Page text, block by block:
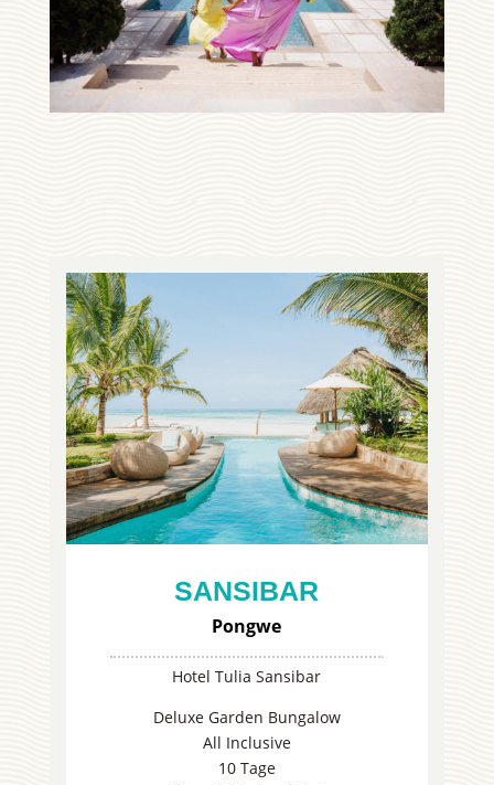
SANSIBAR
Pongwe
Hotel Tulia Sansibar
Deluxe Garden Bungalow
All Inclusive
10 Tage